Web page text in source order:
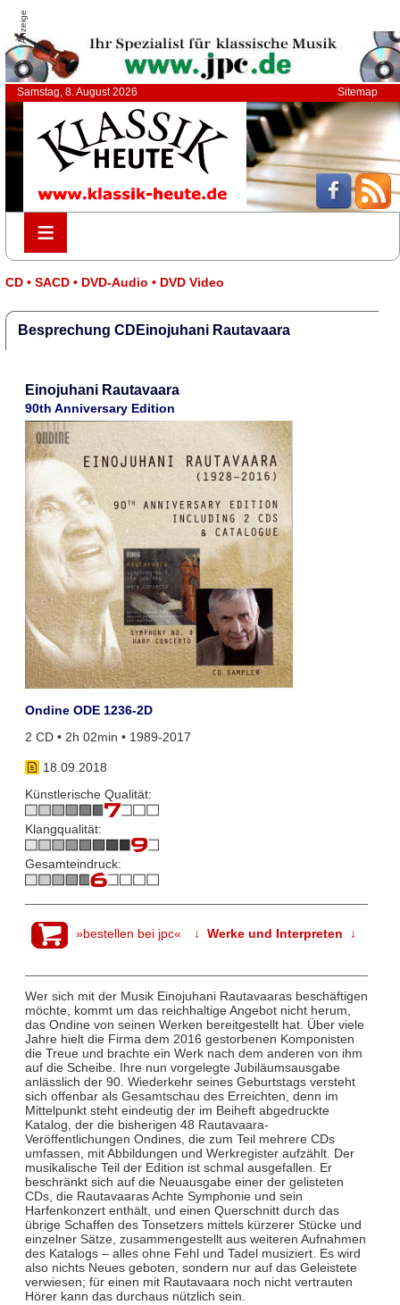
Anzeige
Samstag, 8. August 2026 Sitemap
≡
≡
CD • SACD • DVD-Audio • DVD Video
Besprechung CDEinojuhani Rautavaara
Einojuhani Rautavaara
90th Anniversary Edition
Ondine ODE 1236-2D
2 CD • 2h 02min • 1989-2017
18.09.2018
Künstlerische Qualität:
Klangqualität:
Gesamteindruck:
»bestellen bei jpc« ↓ Werke und Interpreten ↓
Wer sich mit der Musik Einojuhani Rautavaaras beschäftigen
möchte, kommt um das reichhaltige Angebot nicht herum,
das Ondine von seinen Werken bereitgestellt hat. Über viele
Jahre hielt die Firma dem 2016 gestorbenen Komponisten
die Treue und brachte ein Werk nach dem anderen von ihm
auf die Scheibe. Ihre nun vorgelegte Jubiläumsausgabe
anlässlich der 90. Wiederkehr seines Geburtstags versteht
sich offenbar als Gesamtschau des Erreichten, denn im
Mittelpunkt steht eindeutig der im Beiheft abgedruckte
Katalog, der die bisherigen 48 Rautavaara-
Veröffentlichungen Ondines, die zum Teil mehrere CDs
umfassen, mit Abbildungen und Werkregister aufzählt. Der
musikalische Teil der Edition ist schmal ausgefallen. Er
beschränkt sich auf die Neuausgabe einer der gelisteten
CDs, die Rautavaaras Achte Symphonie und sein
Harfenkonzert enthält, und einen Querschnitt durch das
übrige Schaffen des Tonsetzers mittels kürzerer Stücke und
einzelner Sätze, zusammengestellt aus weiteren Aufnahmen
des Katalogs – alles ohne Fehl und Tadel musiziert. Es wird
also nichts Neues geboten, sondern nur auf das Geleistete
verwiesen; für einen mit Rautavaara noch nicht vertrauten
Hörer kann das durchaus nützlich sein.